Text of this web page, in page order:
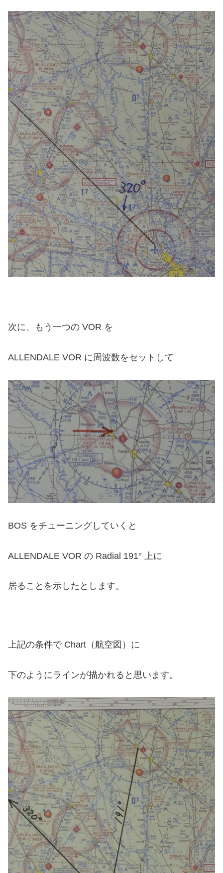
次に、もう一つの VOR を
ALLENDALE VOR に周波数をセットして
BOS をチューニングしていくと
ALLENDALE VOR の Radial 191° 上に
居ることを示したとします。
上記の条件で Chart（航空図）に
下のようにラインが描かれると思います。